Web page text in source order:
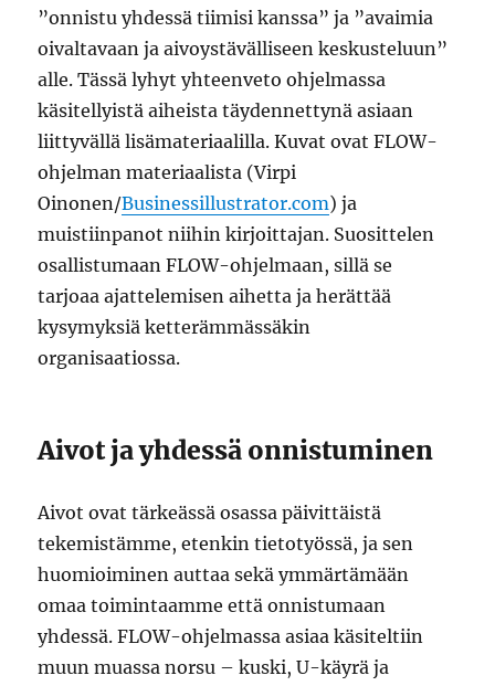
”onnistu yhdessä tiimisi kanssa” ja ”avaimia
oivaltavaan ja aivoystävälliseen keskusteluun”
alle. Tässä lyhyt yhteenveto ohjelmassa
käsitellyistä aiheista täydennettynä asiaan
liittyvällä lisämateriaalilla. Kuvat ovat FLOW-
ohjelman materiaalista (Virpi
Oinonen/Businessillustrator.com) ja
muistiinpanot niihin kirjoittajan. Suosittelen
osallistumaan FLOW-ohjelmaan, sillä se
tarjoaa ajattelemisen aihetta ja herättää
kysymyksiä ketterämmässäkin
organisaatiossa.
Aivot ja yhdessä onnistuminen
Aivot ovat tärkeässä osassa päivittäistä
tekemistämme, etenkin tietotyössä, ja sen
huomioiminen auttaa sekä ymmärtämään
omaa toimintaamme että onnistumaan
yhdessä. FLOW-ohjelmassa asiaa käsiteltiin
muun muassa norsu – kuski, U-käyrä ja